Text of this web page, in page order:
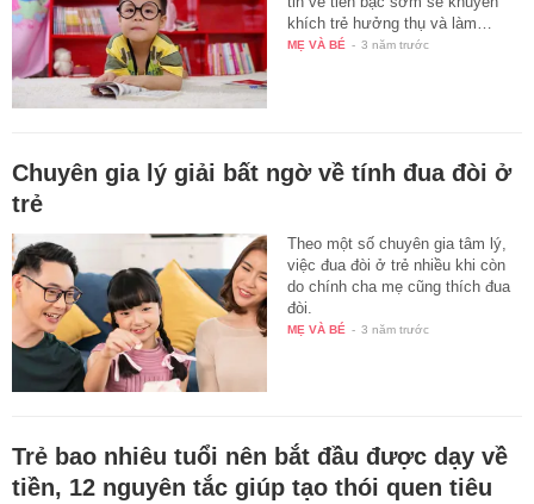
khích trẻ hưởng thụ và làm…
MẸ VÀ BÉ - 3 năm trước
Chuyên gia lý giải bất ngờ về tính đua đòi ở
trẻ
Theo một số chuyên gia tâm lý,
việc đua đòi ở trẻ nhiều khi còn
do chính cha mẹ cũng thích đua
đòi.
MẸ VÀ BÉ - 3 năm trước
Trẻ bao nhiêu tuổi nên bắt đầu được dạy về
tiền, 12 nguyên tắc giúp tạo thói quen tiêu